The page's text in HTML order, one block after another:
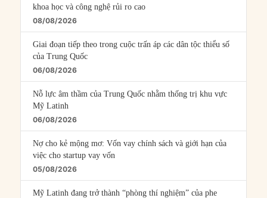
khoa học và công nghệ rủi ro cao
08/08/2026
Giai đoạn tiếp theo trong cuộc trấn áp các dân tộc thiểu số
của Trung Quốc
06/08/2026
Nỗ lực âm thầm của Trung Quốc nhằm thống trị khu vực
Mỹ Latinh
06/08/2026
Nợ cho kẻ mộng mơ: Vốn vay chính sách và giới hạn của
việc cho startup vay vốn
05/08/2026
Mỹ Latinh đang trở thành “phòng thí nghiệm” của phe